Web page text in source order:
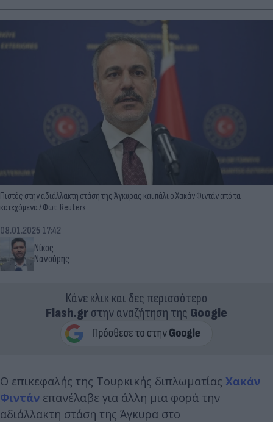
Πιστός στην αδιάλλακτη στάση της Άγκυρας και πάλι ο Χακάν Φιντάν από τα
κατεχόμενα / Φωτ. Reuters
Νίκος
Νανούρης
08.01.2025 17:42
Κάνε κλικ και δες περισσότερο
Flash.grστην αναζήτηση της Google
Ο επικεφαλής της Τουρκικής διπλωματίας Χακάν
Φιντάν επανέλαβε για άλλη μια φορά την
αδιάλλακτη στάση της Άγκυρα στο